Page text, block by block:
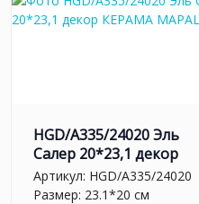
HGD/A335/24020 Эль
Салер 20*23,1 декор
Артикул: HGD/A335/24020
Размер: 23.1*20 см